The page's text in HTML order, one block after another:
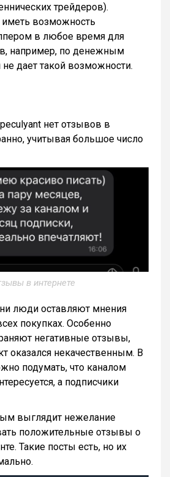
трейдеров).
возможность
в любое время для
например, по денежным
дает такой возможности.
нет отзывов в
учитывая большое число
в интернете
люди оставляют мнения
покупках. Особенно
негативные отзывы,
оказался некачественным. В
подумать, что каналом
а подписчики
выглядит нежелание
положительные отзывы о
Такие посты есть, но их